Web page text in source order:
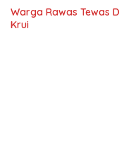
Warga Rawas Tewas
Krui